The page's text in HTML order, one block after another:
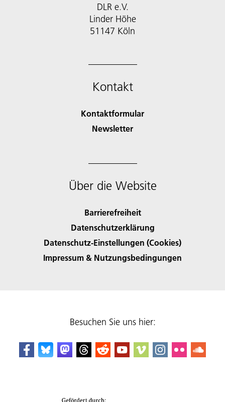
DLR e.V.
Linder Höhe
51147 Köln
Kontakt
Kontaktformular
Newsletter
Über die Website
Barrierefreiheit
Datenschutzerklärung
Datenschutz-Einstellungen (Cookies)
Impressum & Nutzungsbedingungen
Besuchen Sie uns hier: